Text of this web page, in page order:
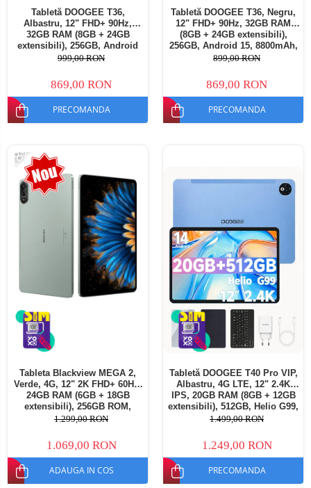
Tabletă DOOGEE T36,
Albastru, 12" FHD+ 90Hz,
32GB RAM (8GB + 24GB
extensibili), 256GB, Android
15, 8800mAh, Dual SIM
999,00 RON
869,00 RON
PRECOMANDA
Tabletă DOOGEE T36, Negru,
12" FHD+ 90Hz, 32GB RAM
(8GB + 24GB extensibili),
256GB, Android 15, 8800mAh,
Dual SIM
899,00 RON
869,00 RON
PRECOMANDA
-18%
Tableta Blackview MEGA 2,
Verde, 4G, 12" 2K FHD+ 60Hz,
24GB RAM (6GB + 18GB
extensibili), 256GB ROM,
Android 15, Unisoc T615,
Stylus, Face Unlock, Dual SIM
1.299,00 RON
1.069,00 RON
ADAUGA IN COS
Tabletă DOOGEE T40 Pro VIP,
Albastru, 4G LTE, 12" 2.4K
IPS, 20GB RAM (8GB + 12GB
extensibili), 512GB, Helio G99,
10800mAh, 33W, Android 14,
1.499,00 RON
1.249,00 RON
PRECOMANDA